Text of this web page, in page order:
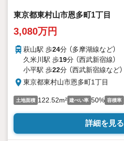
東京都東村山市恩多町1丁目
3,080万円
萩山駅 歩24分 （多摩湖線など）
久米川駅 歩19分 （西武新宿線）
小平駅 歩22分 （西武新宿線など）
東京都東村山市恩多町1丁目
土地面積 122.52m² 建ぺい率 50% 容積率
詳細を見る